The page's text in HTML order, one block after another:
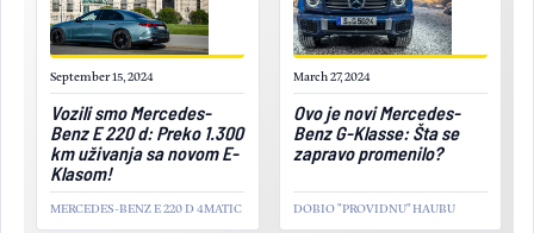
September 15, 2024
Vozili smo Mercedes-
Benz E 220 d: Preko 1.300
km uživanja sa novom E-
Klasom!
MERCEDES-BENZ E 220 D 4MATIC
March 27, 2024
Ovo je novi Mercedes-
Benz G-Klasse: Šta se
zapravo promenilo?
DOBIO "PROVIDNU" HAUBU